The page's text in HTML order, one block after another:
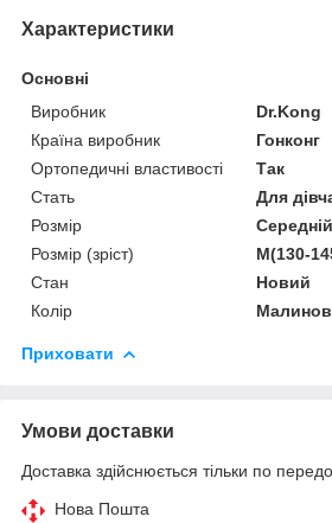
Характеристики
Основні
Виробник
Dr.Kong
Країна виробник
Гонконг
Ортопедичні властивості
Так
Стать
Для
Розмір
Середній
Розмір (зріст)
M(130-
Стан
Новий
Колір
Приховати
Умови доставки
Доставка здійснюється тільки по
Нова Пошта